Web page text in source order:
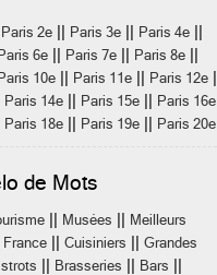
Paris 2e Paris 3e Paris 4e
Paris 6e Paris 7e Paris 8e
Paris 10e Paris 11e Paris 12e
Paris 14e Paris 15e Paris 16e
Paris 18e Paris 19e Paris 20e
de Mots
Musées
Meilleurs
France
Cuisiniers
Grandes
Brasseries Bars